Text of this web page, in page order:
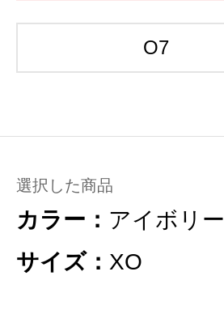
O7
選択した商品
カラー： アイボリー
サイズ： XO